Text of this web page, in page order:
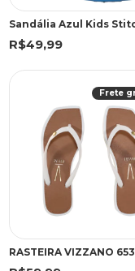
R$49,99
Frete